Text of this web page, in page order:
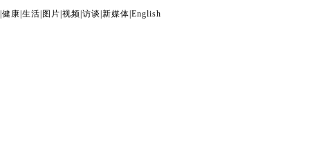
健康 生活 图片 视频 访谈 新媒体 English